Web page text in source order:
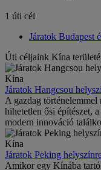
1 úti cél
Járatok Budapest
Úti céljaink Kína
Kína
Járatok Hangcsou
A gazdag
hihetetlen ősi építészet,
modern innováció
Kína
Járatok Peking
Amikor egy Kínába